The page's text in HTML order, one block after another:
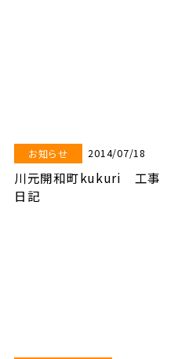
お知らせ 2014/07/18
川元開和町kukuri 工事
日記